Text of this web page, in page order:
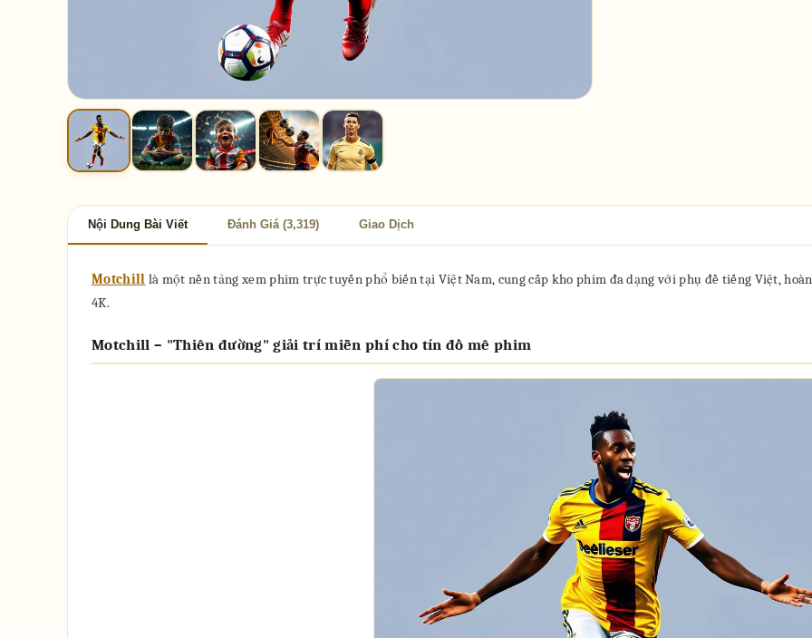
Nội Dung Bài Viết Đánh Giá (3,319) Giao Dịch
Motchill là một nền tảng xem phim trực tuyến phổ biến tại Việt Nam, cung cấp kho phim đa dạng với phụ đề tiếng Việt,
4K.
Motchill – "Thiên đường" giải trí miễn phí cho tín đồ mê phim